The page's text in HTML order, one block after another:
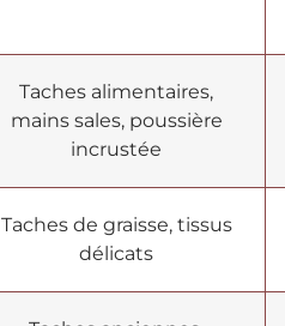
Taches alimentaires,
mains sales, poussière
incrustée
Taches de graisse, tissus
délicats